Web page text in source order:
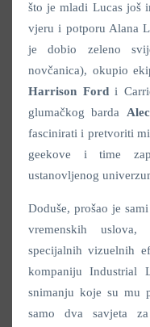
što je mladi Lucas još
vjeru i potporu Alana
je dobio zeleno
novčanica), okupio
Harrison Fordi
glumačkog barda
fascinirati i pretvoriti
geekove i time
ustanovljenog
Doduše, prošao je
vremenskih
specijalnih vizuelnih
kompaniju Industrial
snimanju koje su mu
samo dva savjeta